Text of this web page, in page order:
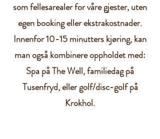
som fellesarealer for våre gjester, uten
egen booking eller ekstrakostnader.
Innenfor 10-15 minutters kjøring, kan
man også kombinere oppholdet med:
Spa på The Well, familiedag på
Tusenfryd, eller golf/disc-golf på
Krokhol.